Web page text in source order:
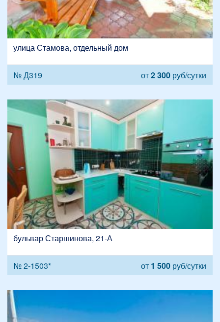
улица Стамова, отдельный дом
№ Д319 от2 300 руб/сутки
бульвар Старшинова, 21-А
№ 2-1503* от 1 500 руб/сутки